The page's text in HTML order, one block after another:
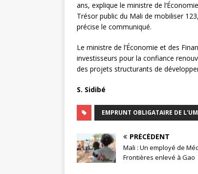
ans, explique le ministre de
Trésor public du Mali de mobiliser
précise le communiqué.
Le ministre de l’Économie et des
investisseurs pour la confiance
des projets structurants de
S. Sidibé
EMPRUNT OBLIGATAIRE DE
PRÉCÉDENT
Mali : Un employé de
Frontières enlevé à Gao